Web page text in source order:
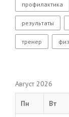
профилактика
результаты
тренер
Август 2026
Пн Вт